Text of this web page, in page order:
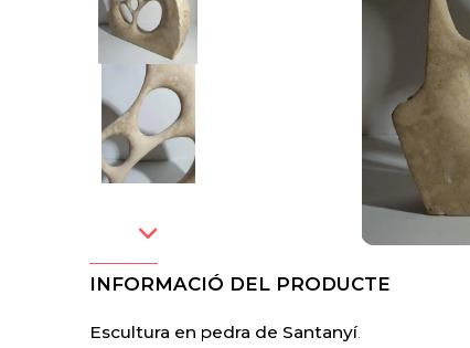
INFORMACIÓ DEL PRODUCTE
Escultura en pedra de Santanyí.